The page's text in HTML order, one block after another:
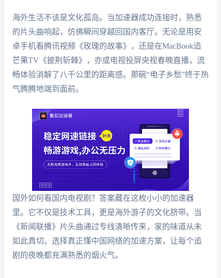
海外生活不该是文化孤岛。当加速器成功连接时，熟悉
的片头曲响起，仿佛瞬间穿越回国内客厅。无论是用安
卓手机看腾讯视频《玫瑰的故事》，还是在MacBook追
芒果TV《披荆斩棘》，亦或电视投屏央视春晚直播，流
畅体验消解了八千公里的距离感。那碗“电子乡愁”终于热
气腾腾地端到面前。
国外如何看国内电视剧？答案藏在这枚小小的加速器
里。它不仅是技术工具，更是海外游子的文化脐带。当
《新闻联播》片头曲通过专线清晰传来，家的味道从未
如此真切。选择真正懂中国网络的加速方案，让每个追
剧的夜晚都充满熟悉的烟火气。